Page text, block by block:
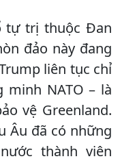
tự trị thuộc Đan
đảo này đang
liên tục chỉ
NATO – là
vệ Greenland.
Âu đã có những
thành viên